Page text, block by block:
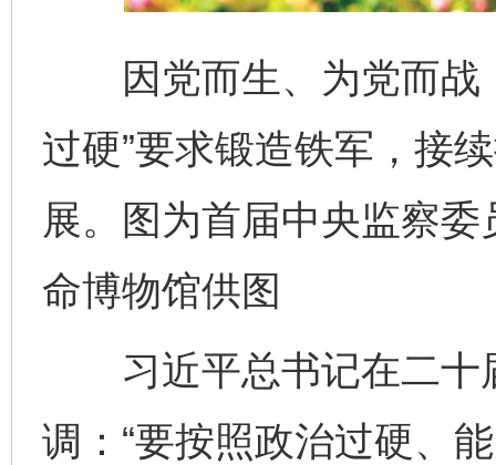
因党而生、为党而战
过硬”要求锻造铁军，接
展。图为首届中央监察
命博物馆供图
习近平总书记在二十
调：“要按照政治过硬、